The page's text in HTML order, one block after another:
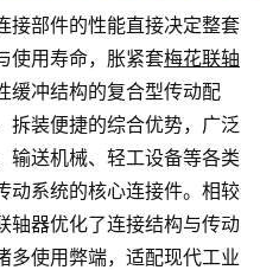
接部件的性能直接决定整套
使用寿命，胀紧套梅花联轴
缓冲结构的复合型传动配
拆装便捷的综合优势，广泛
输送机械、轻工设备等各类
动系统的核心连接件。相较
轴器优化了连接结构与传动
多使用弊端，适配现代工业